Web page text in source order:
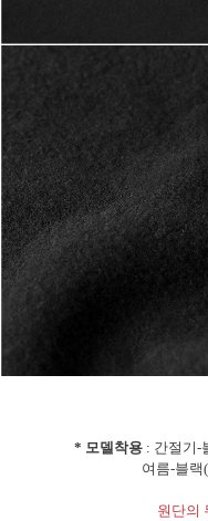
* 모델착용 : 간절기-
여름-블랙
원단의